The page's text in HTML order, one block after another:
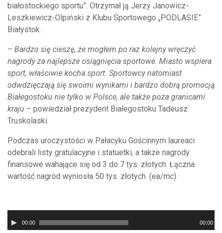
białostockiego sportu”. Otrzymał ją Jerzy Janowicz-
Leszkiewicz-Olpiński z Klubu Sportowego „PODLASIE”
Białystok.
– Bardzo się cieszę, że mogłem po raz kolejny wręczyć
nagrody za najlepsze osiągnięcia sportowe. Miasto wspiera
sport, właściwie kocha sport. Sportowcy natomiast
odwdzięczają się swoimi wynikami i bardzo dobrą promocją
Białegostoku nie tylko w Polsce, ale także poza granicami
kraju – powiedział prezydent Białegostoku Tadeusz
Truskolaski.
Podczas uroczystości w Pałacyku Gościnnym laureaci
odebrali listy gratulacyjne i statuetki, a także nagrody
finansowe wahające się od 3 do 7 tys. złotych. Łączna
wartość nagród wyniosła 50 tys. złotych. (ea/mc)
plików00:00 00:00